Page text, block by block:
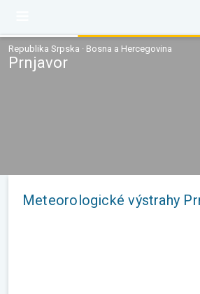
Republika Srpska · Bosna a Hercegovina
Prnjavor
Meteorologické výstrahy